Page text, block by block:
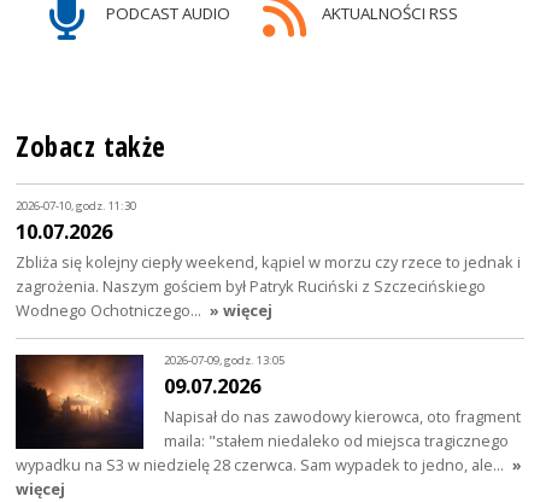
PODCAST AUDIO AKTUALNOŚCI RSS
Zobacz także
2026-07-10, godz. 11:30
10.07.2026
Zbliża się kolejny ciepły weekend, kąpiel w morzu czy rzece to jednak i
zagrożenia. Naszym gościem był Patryk Ruciński z Szczecińskiego
Wodnego Ochotniczego… » więcej
2026-07-09, godz. 13:05
09.07.2026
Napisał do nas zawodowy kierowca, oto fragment
maila: "stałem niedaleko od miejsca tragicznego
wypadku na S3 w niedzielę 28 czerwca. Sam wypadek to jedno, ale… »
więcej